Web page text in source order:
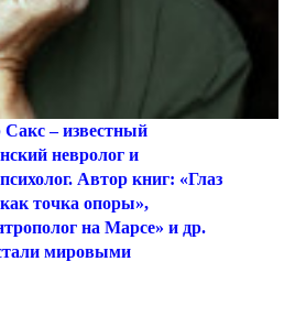
Сакс– известный
невролог и
Автор книг: «Глаз
точка опоры»,
на Марсе» и др.
мировыми